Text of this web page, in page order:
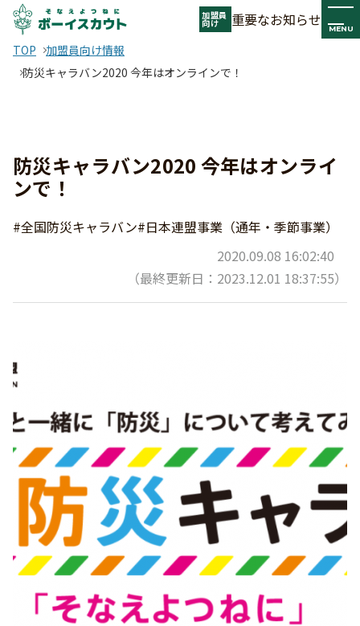
加盟員
向け 重要なお知らせ MENU
TOP
加盟員向け情報
防災キャラバン2020 今年はオンラインで！
防災キャラバン2020 今年はオンライ
ンで！
#全国防災キャラバン#日本連盟事業（通年・季節事業）
2020.09.08 16:02:40
（最終更新日：2023.12.01 18:37:55）